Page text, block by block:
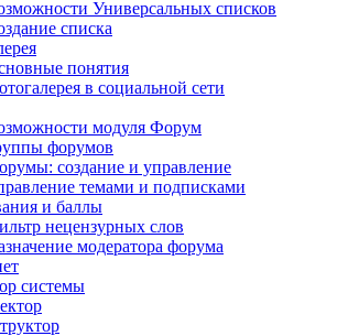
Универсальных списков
списка
понятия
в социальной сети
модуля Форум
форумов
создание и управление
темами и подписками
и баллы
нецензурных слов
модератора форума
системы